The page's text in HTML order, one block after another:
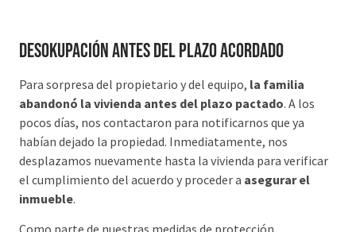
Desokupación antes del plazo acordado
Para sorpresa del propietario y del equipo, la familia
abandonó la vivienda antes del plazo pactado. A los
pocos días, nos contactaron para notificarnos que ya
habían dejado la propiedad. Inmediatamente, nos
desplazamos nuevamente hasta la vivienda para verificar
el cumplimiento del acuerdo y proceder a asegurar el
inmueble.
Como parte de nuestras medidas de protección,